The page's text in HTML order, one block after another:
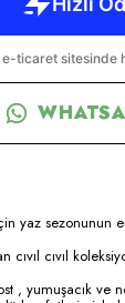
yaz sezonunun
cıvıl cıvıl
, yumuşacık ve